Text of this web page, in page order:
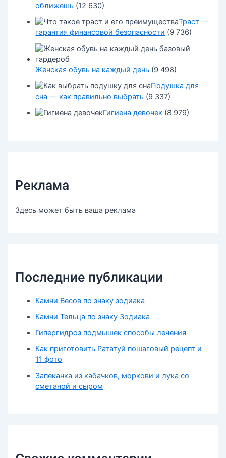
оближешь (12 630)
Траст —
гарантия финансовой безопасности (9 736)
Женская обувь на каждый день (9 498)
Подушка для
сна — как правильно выбрать (9 337)
Гигиена девочек (8 979)
Реклама
Здесь может быть ваша реклама
Последние публикации
Камни Весов по знаку зодиака
Камни Тельца по знаку Зодиака
Гипергидроз подмышек способы лечения
Как приготовить Рататуй пошаговый рецепт и
11 фото
Запеканка из кабачков, моркови и лука со
сметаной и сыром